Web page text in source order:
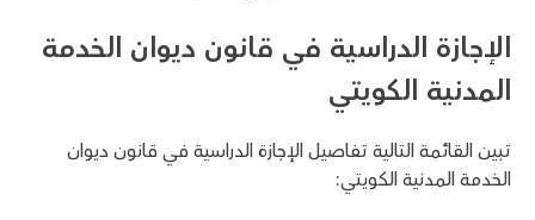
الإجازة الدراسية في قانون ديوان الخدمة
المدنية الكويتي
تبين القائمة التالية تفاصيل الإجازة الدراسية في قانون ديوان
الخدمة المدنية الكويتي: